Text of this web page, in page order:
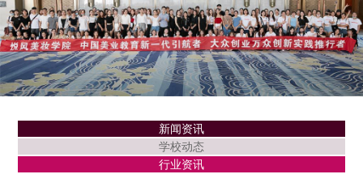
新闻资讯
学校动态
行业资讯